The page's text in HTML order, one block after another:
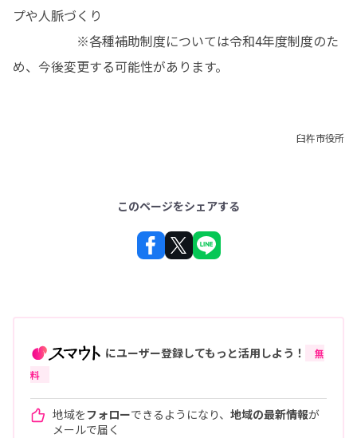
プや人脈づくり
※各種補助制度については令和4年度制度のた
め、今後変更する可能性があります。
臼杵市役所
このページをシェアする
にユーザー登録してもっと活用しよう！
無
料
地域をフォローできるようになり、 地域の最新情報が
メールで届く